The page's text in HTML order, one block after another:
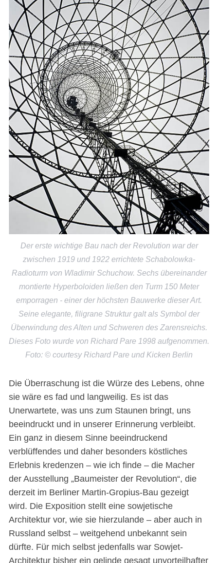
Der erste wichtige Bau nach der Revolution war der
zwischen 1919 und 1922 errichtete Schabolowka-
Radioturm von Wladimir Schuchow. Sechs übereinander
montierte Hyperboloiden ließen den Turm 150 Meter
emporragen - einer der höchsten Bauwerke dieser Art.
Seine elegante, filigrane Struktur galt als Symbol der
Überwindung des Alten und Schweren des Zarensreichs.
Dieses Foto wurde von Richard Pare 1998 aufgenommen.
Foto: © courtesy Richard Pare und Kicken Berlin
Die Überraschung ist die Würze des Lebens, ohne
sie wäre es fad und langweilig. Es ist das
Unerwartete, was uns zum Staunen bringt, uns
beeindruckt und in unserer Erinnerung verbleibt.
Ein ganz in diesem Sinne beeindruckend
verblüffendes und daher besonders köstliches
Erlebnis kredenzen – wie ich finde – die Macher
der Ausstellung „Baumeister der Revolution“, die
derzeit im Berliner Martin-Gropius-Bau gezeigt
wird. Die Exposition stellt eine sowjetische
Architektur vor, wie sie hierzulande – aber auch in
Russland selbst – weitgehend unbekannt sein
dürfte. Für mich selbst jedenfalls war Sowjet-
Architektur bisher ein gelinde gesagt unvorteilhafter